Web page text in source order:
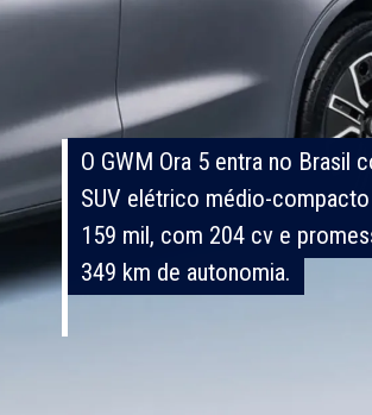
O GWM Ora 5 entra no Brasil
SUV elétrico médio-
159 mil, com 204 cv e
349 km de autonomia.
O GWM Ora 5 entra no Brasil
SUV elétrico médio-
159 mil, com 204 cv e
349 km de autonomia.